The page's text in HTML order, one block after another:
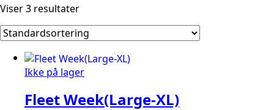
Viser 3 resultater
Ikke på lager
Fleet Week(Large-XL)